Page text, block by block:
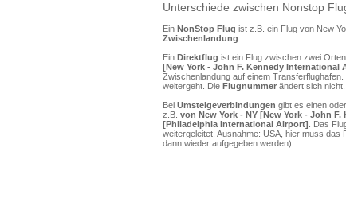
Unterschiede zwischen Nonstop
Ein NonStop Flug ist z.B. ein Flug von New
Zwischenlandung
Ein Direktflug ist ein Flug zwischen zwei
[New York - John F. Kennedy
Zwischenlandung auf einem
weitergeht. Die Flugnummer ändert sich nicht.
Bei Umsteigeverbindungen gibt es einen
z.B. von New York - NY [New York - John
[Philadelphia International Airport] . Das
weitergeleitet. Ausnahme: USA, hier muss
dann wieder aufgegeben werden)